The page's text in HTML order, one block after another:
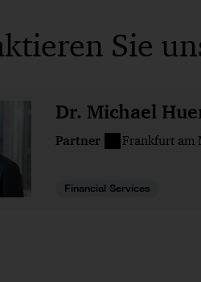
Sie
Dr. Michael
Partner Frankfurt am
Financial Services